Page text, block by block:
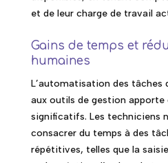
et de leur charge de travail
Gains de temps et
humaines
L’automatisation des tâches
aux outils de gestion apporte
significatifs. Les techniciens
consacrer du temps à des
répétitives, telles que la